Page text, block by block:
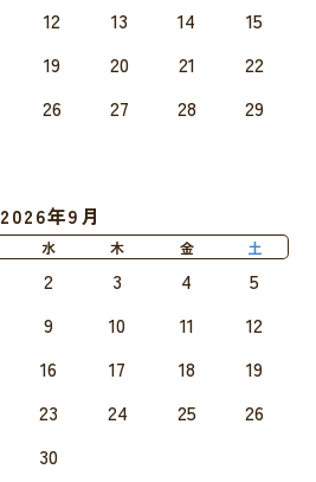
12 13 14
15
19 20 21
22
26 27 28
29
2026年9月
水 木 金 土
2 3 4
5
9 10 11
12
16 17 18
19
23 24 25
26
30